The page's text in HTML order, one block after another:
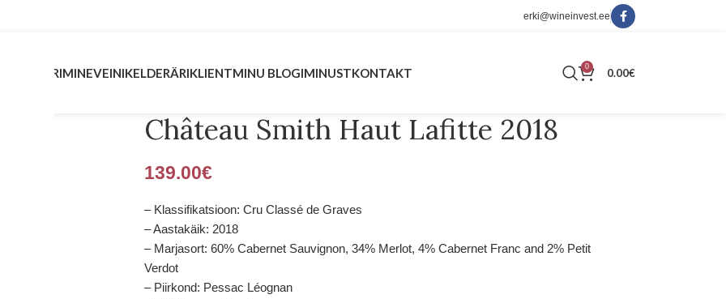
erki@wineinvest.ee
INVESTEERIMINEVEINIKELDERÄRIKLIENTMINU BLOGIMINUSTKONTAKT 0 0.00€
Château Smith Haut Lafitte 2018
139.00€
– Klassifikatsioon: Cru Classé de Graves
– Aastakäik: 2018
– Marjasort: 60% Cabernet Sauvignon, 34% Merlot, 4% Cabernet Franc and 2% Petit
Verdot
– Piirkond: Pessac Léognan